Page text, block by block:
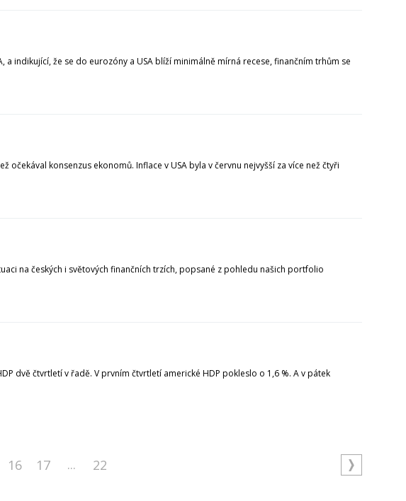
indikující, že se do eurozóny a USA blíží minimálně mírná recese, finančním trhům se
konsenzus ekonomů. Inflace v USA byla v červnu nejvyšší za více než čtyři
na českých i světových finančních trzích, popsané z pohledu našich portfolio
dvě čtvrtletí v řadě. V prvním čtvrtletí americké HDP pokleslo o 1,6 %. A v pátek
16 17 ... 22